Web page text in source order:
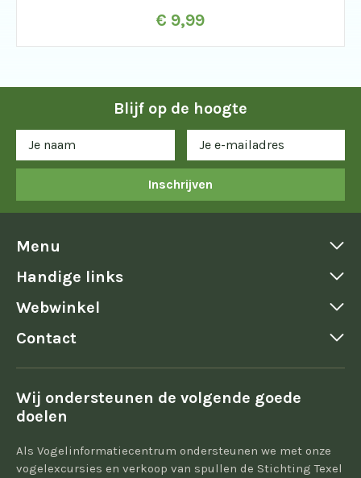
€ 9,99
Blijf op de hoogte
Inschrijven
Menu
Handige links
Webwinkel
Contact
Wij ondersteunen de volgende goede
doelen
Als Vogelinformatiecentrum ondersteunen we met onze
vogelexcursies en verkoop van spullen de Stichting Texel